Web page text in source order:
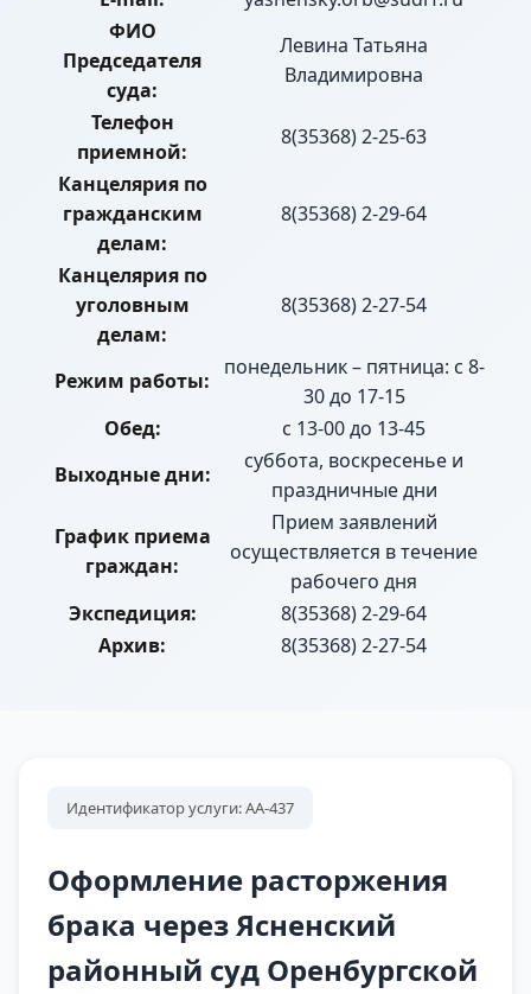
ФИО
Председателя
суда:
Левина Татьяна
Владимировна
Телефон
приемной:
8(35368) 2-25-63
Канцелярия по
гражданским
делам:
8(35368) 2-29-64
Канцелярия по
уголовным
делам:
8(35368) 2-27-54
Режим работы:
понедельник – пятница: с 8-
30 до 17-15
Обед:
с 13-00 до 13-45
Выходные дни:
суббота, воскресенье и
праздничные дни
График приема
граждан:
Прием заявлений
осуществляется в течение
рабочего дня
Экспедиция:
8(35368) 2-29-64
Архив:
8(35368) 2-27-54
Идентификатор услуги: АА-437
Оформление расторжения
брака через Ясненский
районный суд Оренбургской